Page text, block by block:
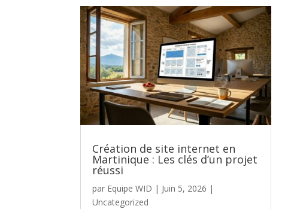
Création de site internet en
Martinique : Les clés d’un projet
réussi
par Equipe WID | Juin 5, 2026 |
Uncategorized